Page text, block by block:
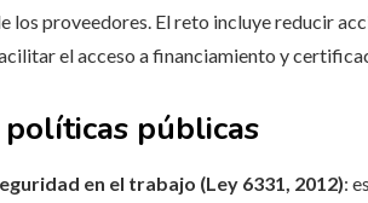
los proveedores. El reto incluye reducir
el acceso a financiamiento y
públicas
en el trabajo (Ley 6331, 2012):